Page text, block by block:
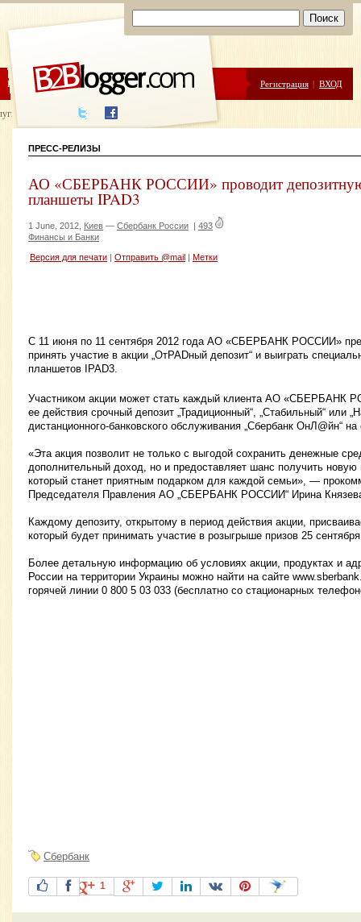
ЦЕНЫ ПОМОЩЬ Регистрация | ВХОД
написания
ПРЕСС-РЕЛИЗЫ
АО «СБЕРБАНК РОССИИ» проводит депозитную
планшеты IPAD3
1 June, 2012, Киев — Сбербанк России | 493
Финансы и Банки
Версия для печати Отправить @mail Метки
С 11 июня по 11 сентября 2012 года АО «СБЕРБАНК РОССИИ»
принять участие в акции „ОтPADный депозит“ и выиграть
планшетов IPAD3.
Участником акции может стать каждый клиента АО «СБЕРБАНК
ее действия срочный депозит „Традиционный“, „Стабильный“ или
дистанционного-банковского обслуживания „Сбербанк ОнЛ@йн“
«Эта акция позволит не только с выгодой сохранить денежные
дополнительный доход, но и предоставляет шанс получить
который станет приятным подарком для каждой семьи», —
Председателя Правления АО „СБЕРБАНК РОССИИ“ Ирина
Каждому депозиту, открытому в период действия акции,
который будет принимать участие в розыгрыше призов 25
Более детальную информацию об условиях акции, продуктах и
России на территории Украины можно найти на сайте
горячей линии 0 800 5 03 033 (бесплатно со стационарных
Сбербанк
1